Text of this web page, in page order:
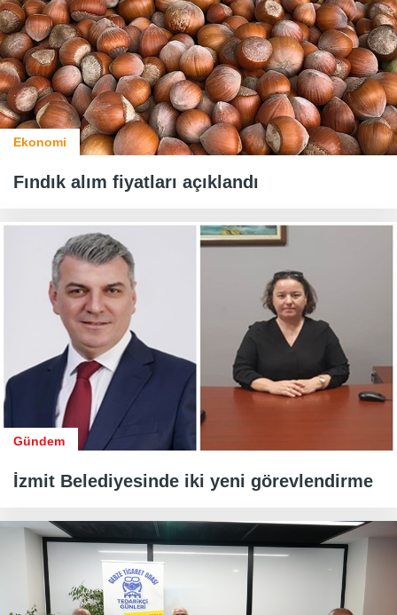
Ekonomi
Fındık alım fiyatları açıklandı
Gündem
İzmit Belediyesinde iki yeni görevlendirme